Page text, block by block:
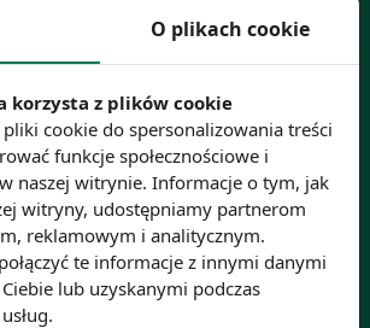
rynekpracy.pl
189 B
Wyślij
O plikach cookie
korzysta z plików cookie
cookie do spersonalizowania treści
funkcje społecznościowe i
naszej witrynie. Informacje o tym, jak
witryny, udostępniamy partnerom
reklamowym i analitycznym.
te informacje z innymi danymi
lub uzyskanymi podczas